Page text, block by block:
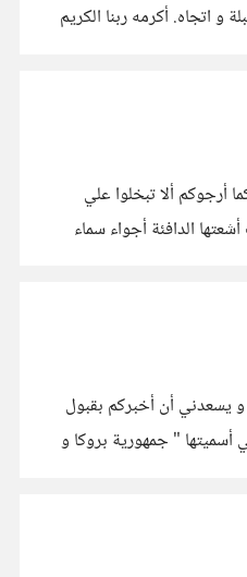
سواه. ربنا الهادي الرحيم هو من اجتباه، و بنوره اهتدى كل من سواه. رحمات ربنا الرحمان تغشاه... و قلوب المحبين و العارفين تهواه. ذكره مسك تعطر به الأفواه... وسيرته للأنام قبلة و اتجاه. أكرمه ربنا الكريم
أرجوكم ألا تبخلوا علي
الدافئة أجواء سماء
يسعدني أن أخبركم بقبول
قصيرا و أوليا من الرواية التي أسميتها " جمهورية بروكا و